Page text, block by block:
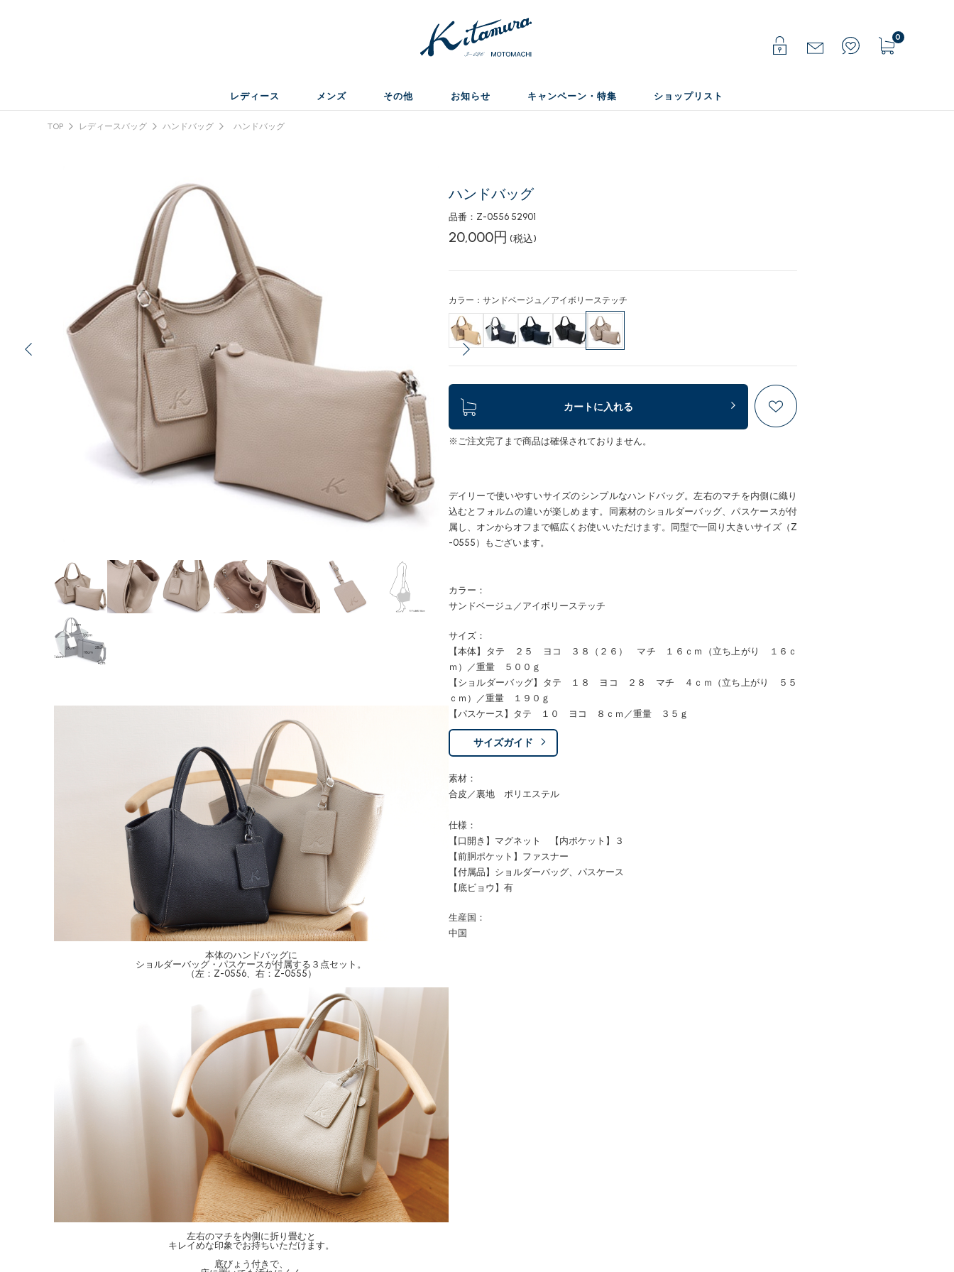
0
レディース メンズ その他 お知らせ キャンペーン・特集 ショップリスト
TOP レディースバッグ ハンドバッグ ハンドバッグ
本体のハンドバッグに
ショルダーバッグ・パスケースが付属する３点セット。
（左：Z-0556、右：Z-0555）
左右のマチを内側に折り畳むと
キレイめな印象でお持ちいただけます。
底びょう付きで、
ハンドバッグ
品番：Z-0556 52901
20,000円 (税込)
カラー：サンドベージュ／アイボリーステッチ
カートに入れる
※ご注文完了まで商品は確保されておりません。
デイリーで使いやすいサイズのシンプルなハンドバッグ。左右のマチを内側に織り
込むとフォルムの違いが楽しめます。同素材のショルダーバッグ、パスケースが付
属し、オンからオフまで幅広くお使いいただけます。同型で一回り大きいサイズ（Z
-0555）もございます。
カラー：
サンドベージュ／アイボリーステッチ
サイズ：
【本体】タテ ２５ ヨコ ３８（２６） マチ １６ｃｍ（立ち上がり １６ｃ
ｍ）／重量 ５００ｇ
【ショルダーバッグ】タテ １８ ヨコ ２８ マチ ４ｃｍ（立ち上がり ５５
ｃｍ）／重量 １９０ｇ
【パスケース】タテ １０ ヨコ ８ｃｍ／重量 ３５ｇ
サイズガイド
素材：
合皮／裏地 ポリエステル
仕様：
【口開き】マグネット 【内ポケット】３
【前胴ポケット】ファスナー
【付属品】ショルダーバッグ、パスケース
【底ビョウ】有
生産国：
中国